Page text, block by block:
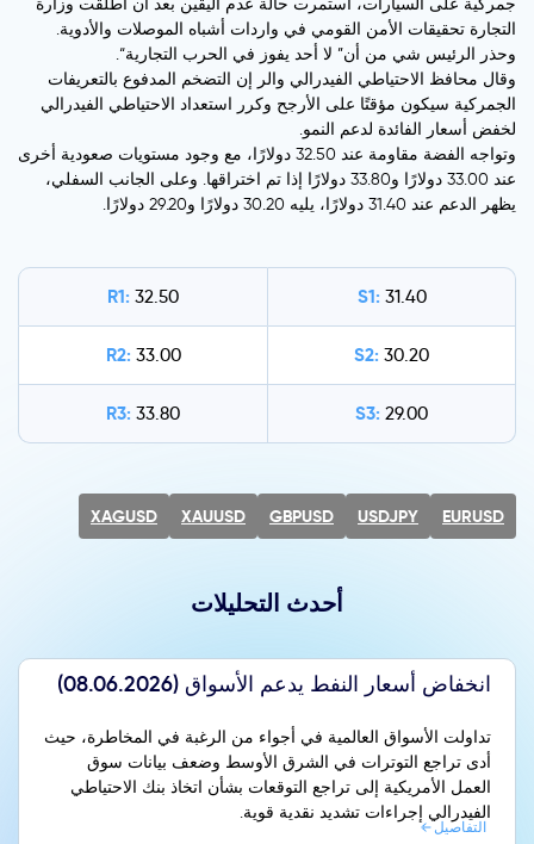
جمركية على السيارات، استمرت حالة عدم اليقين بعد أن أطلقت وزارة
التجارة تحقيقات الأمن القومي في واردات أشباه الموصلات والأدوية.
وحذر الرئيس شي من أن” لا أحد يفوز في الحرب التجارية“.
وقال محافظ الاحتياطي الفيدرالي والر إن التضخم المدفوع بالتعريفات
الجمركية سيكون مؤقتًا على الأرجح وكرر استعداد الاحتياطي الفيدرالي
لخفض أسعار الفائدة لدعم النمو.
وتواجه الفضة مقاومة عند 32.50 دولارًا، مع وجود مستويات صعودية أخرى
عند 33.00 دولارًا و33.80 دولارًا إذا تم اختراقها. وعلى الجانب السفلي،
يظهر الدعم عند 31.40 دولارًا، يليه 30.20 دولارًا و29.20 دولارًا.
R1: 32.50 S1: 31.40
R2: 33.00 S2: 30.20
R3: 33.80 S3: 29.00
EURUSD
USDJPY
GBPUSD
XAUUSD
XAGUSD
أحدث التحليلات
انخفاض أسعار النفط يدعم الأسواق (08.06.2026)
تداولت الأسواق العالمية في أجواء من الرغبة في المخاطرة، حيث
أدى تراجع التوترات في الشرق الأوسط وضعف بيانات سوق
العمل الأمريكية إلى تراجع التوقعات بشأن اتخاذ بنك الاحتياطي
الفيدرالي إجراءات تشديد نقدية قوية.
التفاصيل